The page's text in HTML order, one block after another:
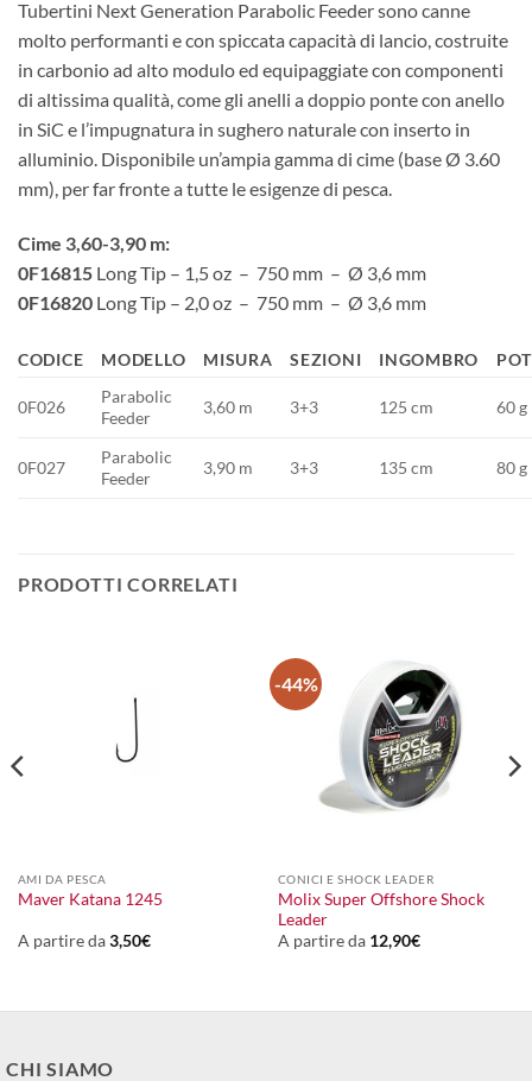
Tubertini Next Generation Parabolic Feeder sono canne
molto performanti e con spiccata capacità di lancio, costruite
in carbonio ad alto modulo ed equipaggiate con componenti
di altissima qualità, come gli anelli a doppio ponte con anello
in SiC e l’impugnatura in sughero naturale con inserto in
alluminio. Disponibile un’ampia gamma di cime (base Ø 3.60
mm), per far fronte a tutte le esigenze di pesca.
Cime 3,60-3,90 m:
0F16815 Long Tip – 1,5 oz – 750 mm – Ø 3,6 mm
0F16820 Long Tip – 2,0 oz – 750 mm – Ø 3,6 mm
CODICE MODELLO MISURA SEZIONI INGOMBRO
0F026
Parabolic
Feeder
3,60 m 3+3 125 cm 60 g
0F027
Parabolic
Feeder
3,90 m 3+3 135 cm 80 g
PRODOTTI CORRELATI
AMI DA PESCA
Maver Katana 1245
A partire da3,50€
-44%
CONICI E SHOCK LEADER
Molix Super Offshore Shock
Leader
A partire da 12,90€
CHI SIAMO